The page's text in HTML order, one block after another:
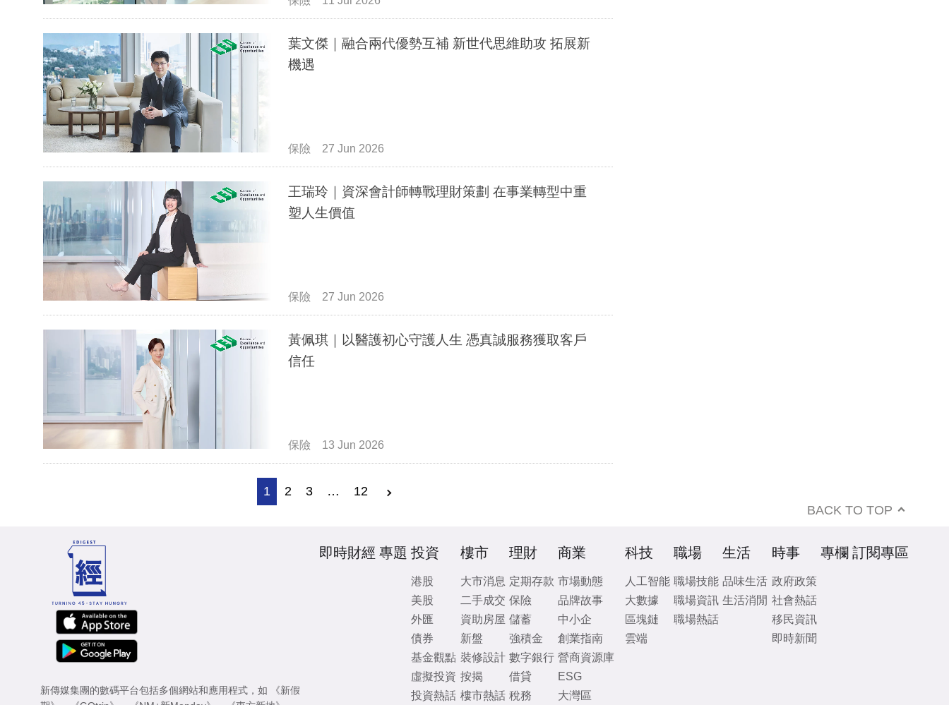
葉文傑｜融合兩代優勢互補 新世代思維助攻 拓展新
機遇
保險 27 Jun 2026
王瑞玲｜資深會計師轉戰理財策劃 在事業轉型中重
塑人生價值
保險 27 Jun 2026
黃佩琪｜以醫護初心守護人生 憑真誠服務獲取客戶
信任
保險 13 Jun 2026
1 2 3 … 12
BACK TO TOP
新傳媒集團的數碼平台包括多個網站和應用程式，如
《新假
即時財經 專題 投資
港股
美股
外匯
債券
基金觀點
虛擬投資
投資熱話
樓市
大市消息
二手成交
資助房屋
新盤
裝修設計
按揭
樓市熱話
理財
定期存款
保險
儲蓄
強積金
數字銀行
借貸
稅務
商業
市場動態
品牌故事
中小企
創業指南
營商資源庫
ESG
大灣區
科技
人工智能
大數據
區塊鏈
雲端
職場
職場技能
職場資訊
職場熱話
生活
品味生活
生活消閒
時事
政府政策
社會熱話
移民資訊
即時新聞
專欄 訂閱專區